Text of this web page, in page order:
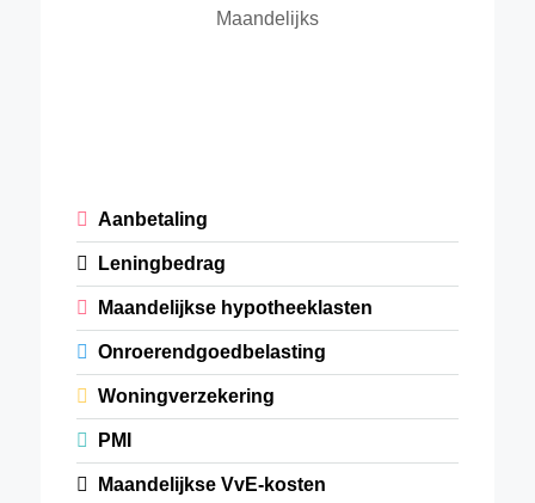
Maandelijks
Aanbetaling
Leningbedrag
Maandelijkse hypotheeklasten
Onroerendgoedbelasting
Woningverzekering
PMI
Maandelijkse VvE-kosten